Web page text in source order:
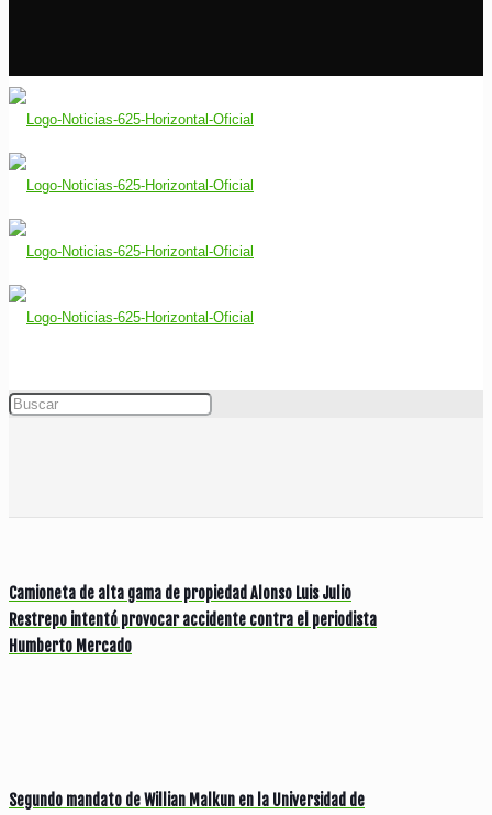
Camioneta de alta gama de propiedad Alonso Luis Julio
Restrepo intentó provocar accidente contra el periodista
Humberto Mercado
Segundo mandato de Willian Malkun en la Universidad de